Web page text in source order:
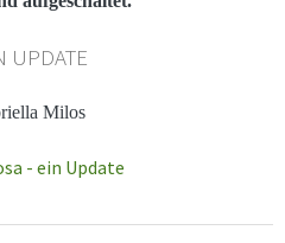
UPDATE
Milos
- ein Update